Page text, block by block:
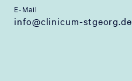
E-Mail
info@clinicum-stgeorg.de